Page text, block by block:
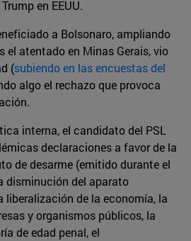
en EEUU.
a Bolsonaro, ampliando
el atentado en Minas Gerais, vio
(subiendo en las encuestas del
algo el rechazo que provoca
interna, el candidato del PSL
declaraciones a favor de la
de desarme (emitido durante el
disminución del aparato
de la economía, la
y organismos públicos, la
de edad penal, el